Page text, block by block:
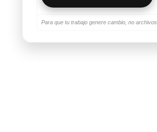
Para que tu trabajo genere cambio, no archivos.